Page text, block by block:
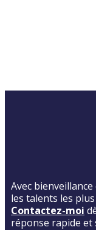
Avec
les talents les
Contactez-moi
réponse rapide et